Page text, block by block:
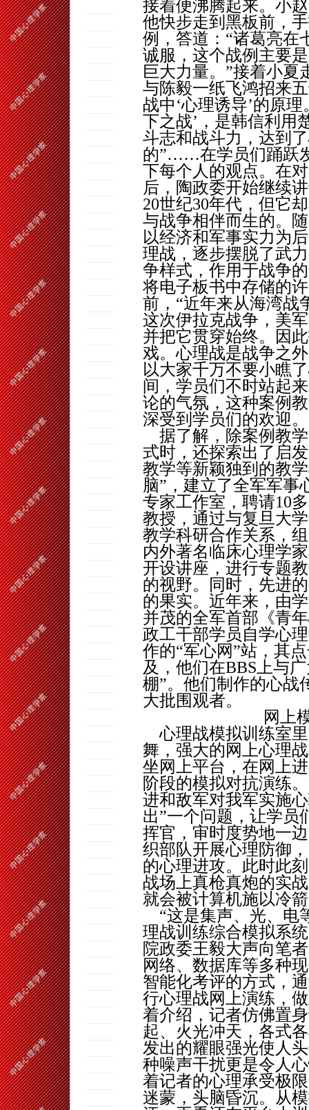
接着便沸腾起来。小
他快步走到黑板前，
例，答道：“诸葛亮在
诚服，这个战例主要
巨大力量。”接着小夏
与陈毅一纸飞鸿招来
战中‘心理诱导’的原
下之战’，是韩信利用
斗志和战斗力，达到
的”……在学员们踊跃
下每个人的观点。在
后，陶政委开始继续
20世纪30年代，但它
与战争相伴而生的。
以经济和军事实力为
理战，逐步摆脱了武
争样式，作用于战争
将电子板书中存储的
前，“近年来从海湾战
这次伊拉克战争，美
并把它贯穿始终。因
戏。心理战是战争之
以大家千万不要小瞧
间，学员们不时站起
论的气氛，这种案例
深受到学员们的欢迎。
据了解，除案例教
式时，还探索出了启
教学等新颖独到的教
脑”，建立了全军军事
专家工作室，聘请10
教授，通过与复旦大
教学科研合作关系，
内外著名临床心理学
开设讲座，进行专题
的视野。同时，先进
的果实。近年来，由
并茂的全军首部《青
政工干部学员自学心
作的“军心网”站，其
及，他们在BBS 上与
棚”。他们制作的心战
大批围观者。
网上
心理战模拟训练室
舞，强大的网上心理
坐网上平台，在网上
阶段的模拟对抗演练
进和敌军对我军实施
出”一个问题，让学员
挥官，审时度势地一
织部队开展心理防御
的心理进攻。此时此
战场上真枪真炮的实
就会被计算机施以冷
“这是集声、光、电
理战训练综合模拟系
院政委王毅大声向笔
网络、数据库等多种
智能化考评的方式，
行心理战网上演练，
着介绍，记者仿佛置
起、火光冲天，各式
发出的耀眼强光使人
种噪声干扰更是令人
着记者的心理承受极
迷蒙，头脑昏沉。从